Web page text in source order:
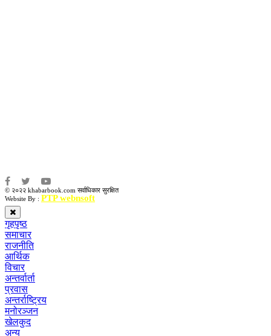
© २०२२ khabarbook.com सर्वाधिकार सुरक्षित
Website By : PTP webnsoft
गृहपृष्ठ
समाचार
राजनीति
आर्थिक
विचार
अन्तर्वार्ता
प्रवास
अन्तर्राष्ट्रिय
मनोरञ्जन
खेलकुद
अन्य